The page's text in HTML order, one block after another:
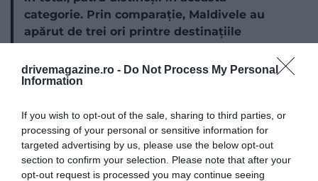
drivemagazine.ro - Do Not Process My Personal
Information
If you wish to opt-out of the sale, sharing to third parties, or
processing of your personal or sensitive information for
targeted advertising by us, please use the below opt-out
section to confirm your selection. Please note that after your
opt-out request is processed you may continue seeing
categorie. Prin comparație, Maldivele au
apărut de trei ori printre destinațiile
Insulele Turks și Caicos, renumite pentru
plajele lor albe, ca zăpada.